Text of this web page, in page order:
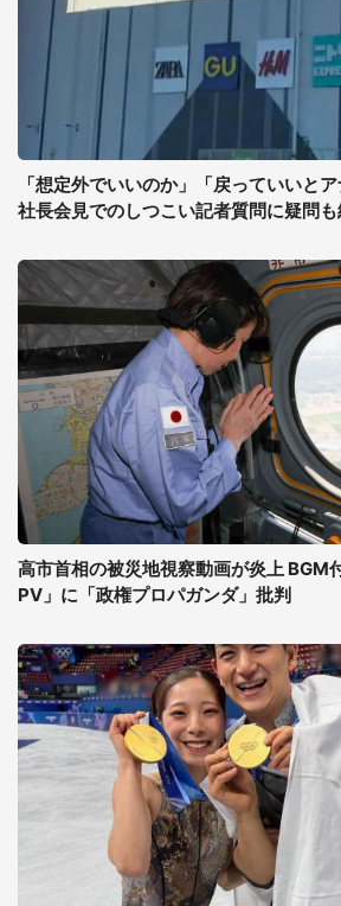
「想定外でいいのか」「戻っていいと
社長会見でのしつこい記者質問に疑問も
高市首相の被災地視察動画が炎上 BGM
PV」に「政権プロパガンダ」批判